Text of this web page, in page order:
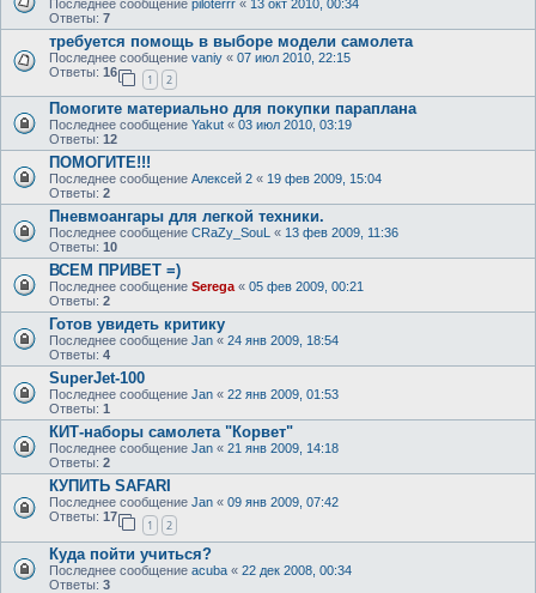
Последнее сообщение piloterrr « 13 окт 2010, 00:34
Ответы: 7
требуется помощь в выборе модели самолета
Последнее сообщение vaniy « 07 июл 2010, 22:15
Ответы: 16
1 2
Помогите материально для покупки параплана
Последнее сообщение Yakut « 03 июл 2010, 03:19
Ответы: 12
ПОМОГИТЕ!!!
Последнее сообщение Алексей 2 « 19 фев 2009, 15:04
Ответы: 2
Пневмоангары для легкой техники.
Последнее сообщение CRaZy_SouL « 13 фев 2009, 11:36
Ответы: 10
ВСЕМ ПРИВЕТ =)
Последнее сообщение Serega « 05 фев 2009, 00:21
Ответы: 2
Готов увидеть критику
Последнее сообщение Jan « 24 янв 2009, 18:54
Ответы: 4
SuperJet-100
Последнее сообщение Jan « 22 янв 2009, 01:53
Ответы: 1
КИТ-наборы самолета "Корвет"
Последнее сообщение Jan « 21 янв 2009, 14:18
Ответы: 2
КУПИТЬ SAFARI
Последнее сообщение Jan « 09 янв 2009, 07:42
Ответы: 17
1 2
Куда пойти учиться?
Последнее сообщение acuba « 22 дек 2008, 00:34
Ответы: 3